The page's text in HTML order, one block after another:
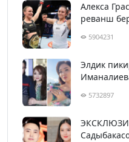
Алекса
реванш
5904231
Элдик
5732897